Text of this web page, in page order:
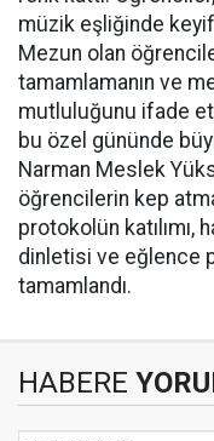
müzik eşliğinde
Mezun olan
tamamlamanın ve
mutluluğunu ifade
bu özel gününde
Narman Meslek
öğrencilerin kep
protokolün katılımı,
dinletisi ve eğlence
tamamlandı.
HABERE